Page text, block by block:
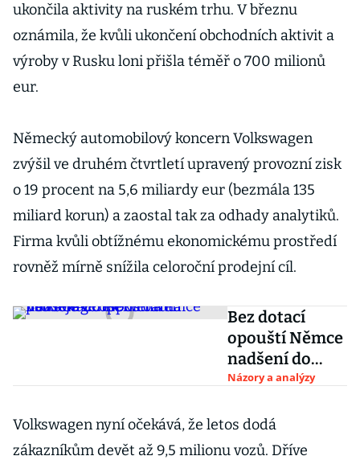
ukončila aktivity na ruském trhu. V březnu
oznámila, že kvůli ukončení obchodních aktivit a
výroby v Rusku loni přišla téměř o 700 milionů
eur.
Německý automobilový koncern Volkswagen
zvýšil ve druhém čtvrtletí upravený provozní zisk
o 19 procent na 5,6 miliardy eur (bezmála 135
miliard korun) a zaostal tak za odhady analytiků.
Firma kvůli obtížnému ekonomickému prostředí
rovněž mírně snížila celoroční prodejní cíl.
Bez dotací
opouští Němce
nadšení do
elektroaut.
spoléhá na
prodeje v Číně
Názory a analýzy
Volkswagen nyní očekává, že letos dodá
zákazníkům devět až 9,5 milionu vozů. Dříve